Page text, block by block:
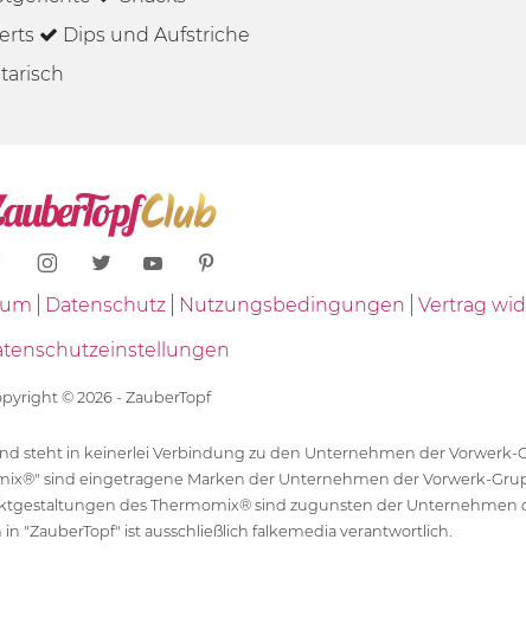
Dips und Aufstriche
Datenschutz Nutzungsbedingungen
Vertrag
© 2026 - ZauberTopf
steht in keinerlei Verbindung zu den Unternehmen der Vorwerk-
sind eingetragene Marken der Unternehmen der Vorwerk-
des Thermomix® sind zugunsten der Unternehmen
"ZauberTopf" ist ausschließlich falkemedia verantwortlich.